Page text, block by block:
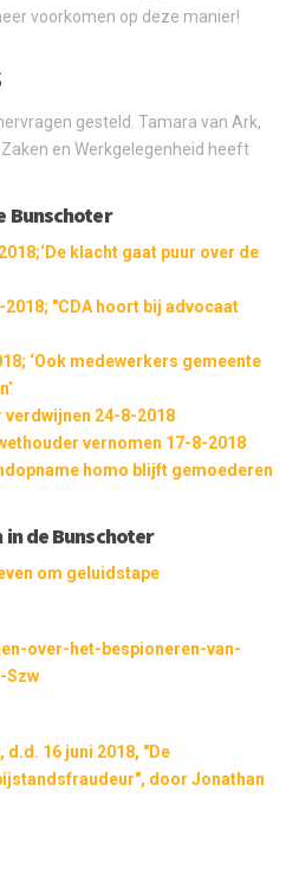
voorkomen op deze manier!
gesteld. Tamara van Ark,
en Werkgelegenheid heeft
Bunschoter
klacht gaat puur over de
"CDA hoort bij advocaat
‘Ook medewerkers gemeente
24-8-2018
vernomen 17-8-2018
homo blijft gemoederen
de Bunschoter
om geluidstape
over-het-bespioneren-van-
Szw
16 juni 2018, "De
door Jonathan